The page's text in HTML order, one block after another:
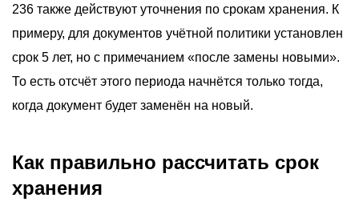
236 также действуют уточнения по срокам хранения. К
примеру, для документов учётной политики установлен
срок 5 лет, но с примечанием «после замены новыми».
То есть отсчёт этого периода начнётся только тогда,
когда документ будет заменён на новый.
Как правильно рассчитать срок
хранения